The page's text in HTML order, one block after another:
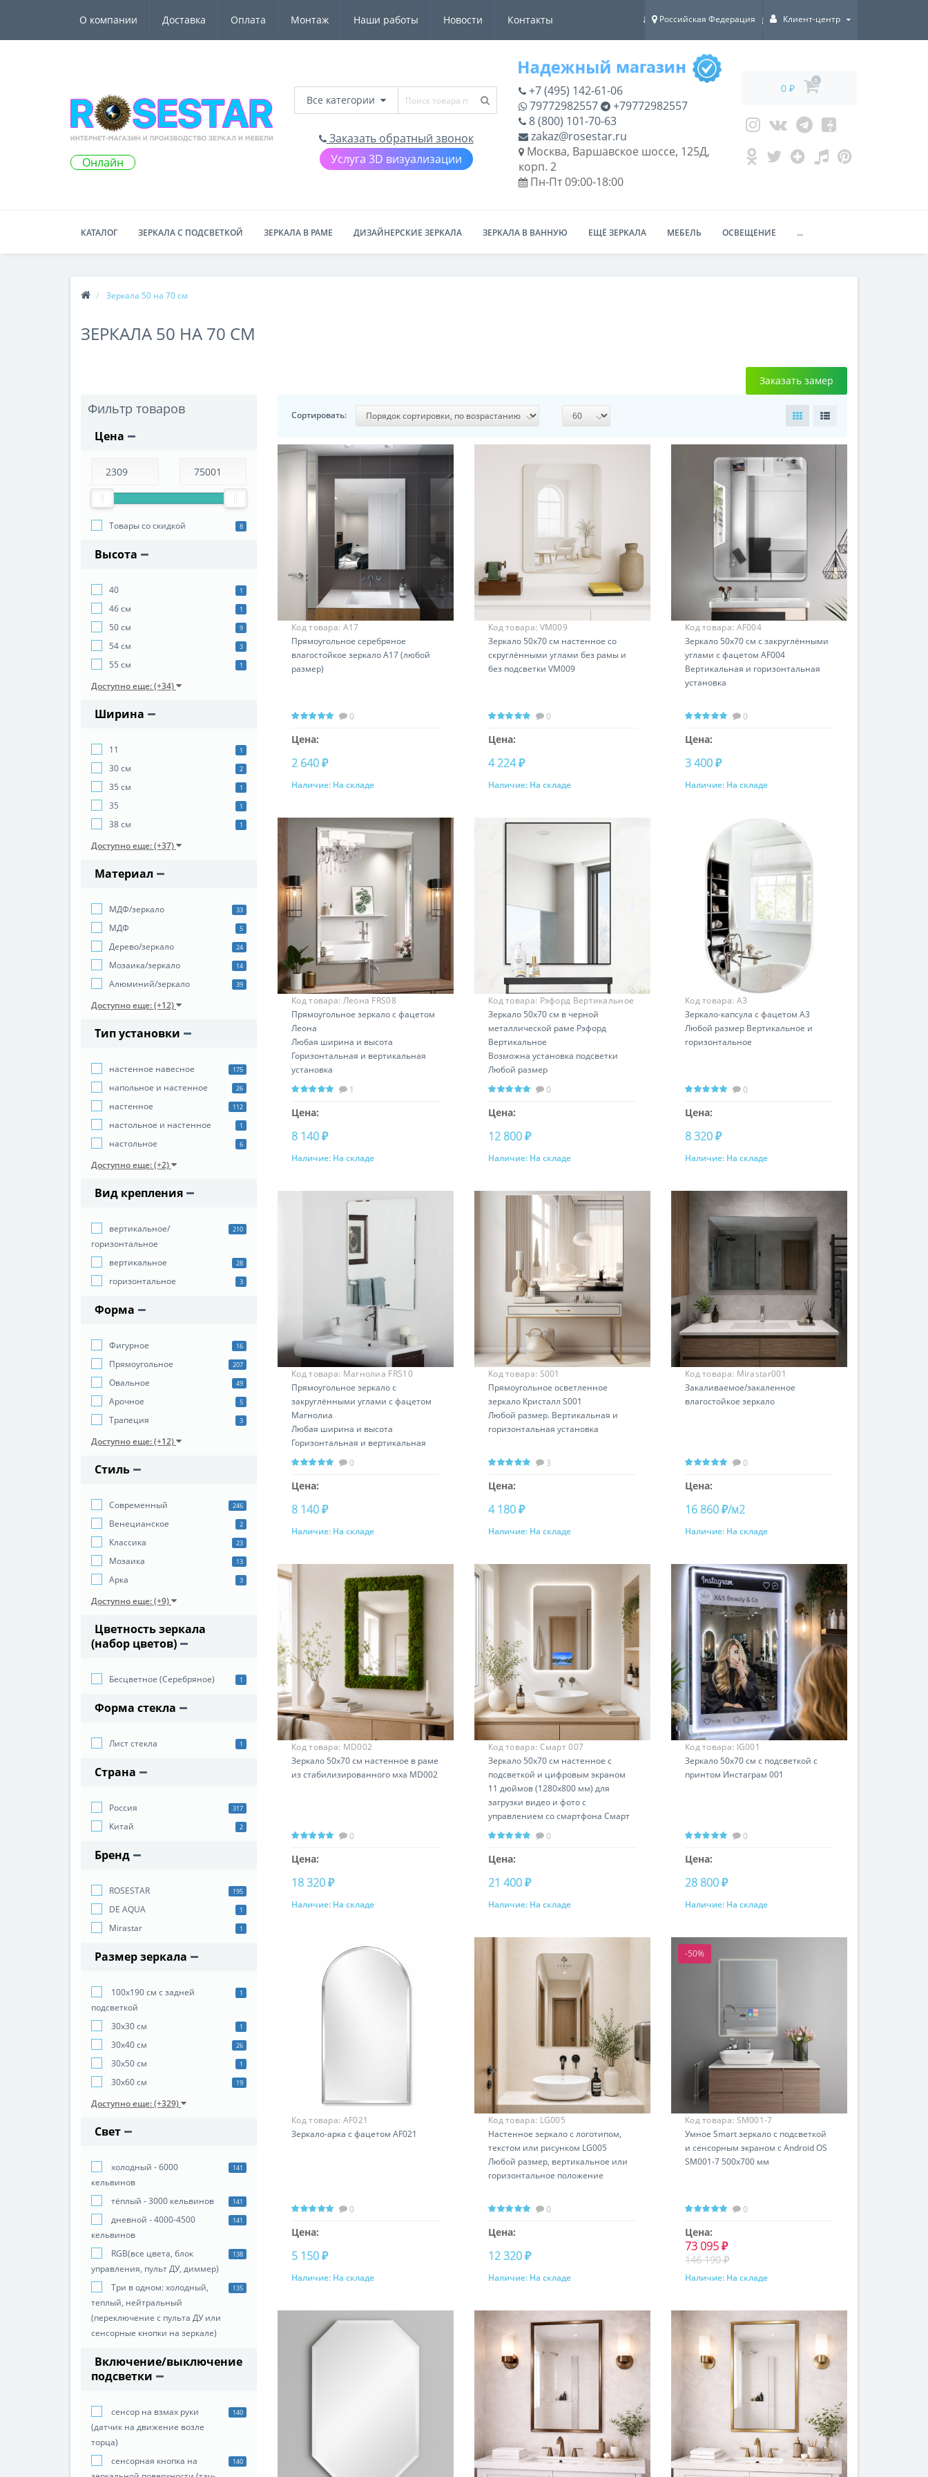
О компании Доставка Оплата Монтаж Наши работы Новости Контакты ДОСТАВКА ПО ВСЕЙ РОССИИ!
Российская Федерация Клиент-центр
Онлайн
Все категории
Заказать обратный звонок
Услуга 3D визуализации
+7 (495) 142-61-06
79772982557
+79772982557
8 (800) 101-70-63
zakaz@rosestar.ru
Москва, Варшавское шоссе, 125Д,
корп. 2
Пн-Пт 09:00-18:00
0 ₽
0
КАТАЛОГ ЗЕРКАЛА С ПОДСВЕТКОЙ ЗЕРКАЛА В РАМЕ ДИЗАЙНЕРСКИЕ ЗЕРКАЛА ЗЕРКАЛА В ВАННУЮ ЕЩЁ ЗЕРКАЛА МЕБЕЛЬ ОСВЕЩЕНИЕ ...
Зеркала 50 на 70 см
ЗЕРКАЛА 50 НА 70 СМ
Заказать замер
Фильтр товаров
Цена
Товары со скидкой 8
Высота
40 1
46 см 1
50 см 9
54 см 3
55 см 1
Доступно еще: (+34)
Ширина
11 1
30 см 2
35 см 1
35 1
38 см 1
Доступно еще: (+37)
Материал
МДФ/зеркало 33
МДФ 5
Дерево/зеркало 24
Мозаика/зеркало 14
Алюминий/зеркало 39
Доступно еще: (+12)
Тип установки
настенное навесное 175
напольное и настенное 26
настенное 112
настольное и настенное 1
настольное 6
Доступно еще: (+2)
Вид крепления
вертикальное/
горизонтальное
210
вертикальное 28
горизонтальное 3
Форма
Фигурное 16
Прямоугольное 207
Овальное 49
Арочное 5
Трапеция 3
Доступно еще: (+12)
Стиль
Cовременный 246
Венецианское 2
Классика 23
Мозаика 13
Арка 3
Доступно еще: (+9)
Цветность зеркала
(набор цветов)
Бесцветное (Серебряное) 1
Форма стекла
Лист стекла 1
Страна
Россия 317
Китай 2
Бренд
ROSESTAR 195
DE AQUA 1
Mirastar 1
Размер зеркала
100х190 см с задней
подсветкой
1
30х30 см 1
30х40 см 26
30х50 см 1
30х60 см 19
Доступно еще: (+329)
Свет
холодный - 6000
кельвинов
141
тёплый - 3000 кельвинов 141
дневной - 4000-4500
кельвинов
141
RGB(все цвета, блок
управления, пульт ДУ, диммер)
138
Три в одном: холодный,
теплый, нейтральный
(переключение с пульта ДУ или
сенсорные кнопки на зеркале)
135
Включение/выключение
подсветки
сенсор на взмах руки
(датчик на движение возле
торца)
140
сенсорная кнопка на
140
Сортировать:
Код товара: A17
Прямоугольное серебряное
влагостойкое зеркало A17 (любой
размер)
0
Цена:
2 640 ₽
Купить
Наличие: На складе
Код товара: VM009
Зеркало 50х70 см настенное со
скруглёнными углами без рамы и
без подсветки VM009
0
Цена:
4 224 ₽
Купить
Наличие: На складе
Код товара: AF004
Зеркало 50х70 см с закруглёнными
углами с фацетом AF004
Вертикальная и горизонтальная
установка
0
Цена:
3 400 ₽
Купить
Наличие: На складе
Код товара: Леона FRS08
Прямоугольное зеркало с фацетом
Леона
Любая ширина и высота
Горизонтальная и вертикальная
установка
1
Цена:
8 140 ₽
Купить
Наличие: На складе
Код товара: Рэфорд Вертикальное
RS14147
Зеркало 50х70 см в черной
металлической раме Рэфорд
Вертикальное
Возможна установка подсветки
Любой размер
0
Цена:
12 800 ₽
Купить
Наличие: На складе
Код товара: A3
Зеркало-капсула с фацетом A3
Любой размер Вертикальное и
горизонтальное
0
Цена:
8 320 ₽
Купить
Наличие: На складе
Код товара: Магнолиа FRS10
Прямоугольное зеркало с
закруглёнными углами с фацетом
Магнолиа
Любая ширина и высота
Горизонтальная и вертикальная
установка
0
Цена:
8 140 ₽
Купить
Наличие: На складе
Код товара: S001
Прямоугольное осветленное
зеркало Кристалл S001
Любой размер. Вертикальная и
горизонтальная установка
3
Цена:
4 180 ₽
Купить
Наличие: На складе
Код товара: Mirastar001
Закаливаемое/закаленное
влагостойкое зеркало
0
Цена:
16 860 ₽/м2
Купить
Наличие: На складе
Код товара: MD002
Зеркало 50х70 см настенное в раме
из стабилизированного мха MD002
0
Цена:
18 320 ₽
Купить
Наличие: На складе
Код товара: Смарт 007
Зеркало 50х70 см настенное с
подсветкой и цифровым экраном
11 дюймов (1280x800 мм) для
загрузки видео и фото с
управлением со смартфона Смарт
007
0
Цена:
21 400 ₽
Купить
Наличие: На складе
Код товара: IG001
Зеркало 50х70 см с подсветкой с
принтом Инстаграм 001
0
Цена:
28 800 ₽
Купить
Наличие: На складе
Код товара: AF021
Зеркало-арка с фацетом AF021
0
Цена:
5 150 ₽
Купить
Наличие: На складе
Код товара: LG005
Настенное зеркало с логотипом,
текстом или рисунком LG005
Любой размер, вертикальное или
горизонтальное положение
0
Цена:
12 320 ₽
Купить
Наличие: На складе
-50%
Код товара: SM001-7
Умное Smart зеркало с подсветкой
и сенсорным экраном с Android OS
SM001-7 500х700 мм
0
Цена:
73 095 ₽
146 190 ₽
Купить
Наличие: На складе